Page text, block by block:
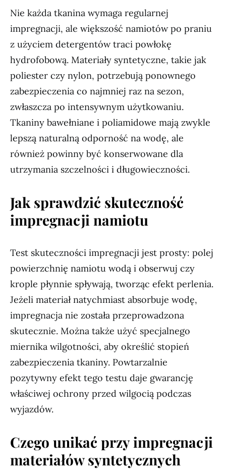
Nie każda tkanina wymaga regularnej
impregnacji, ale większość namiotów po praniu
z użyciem detergentów traci powłokę
hydrofobową. Materiały syntetyczne, takie jak
poliester czy nylon, potrzebują ponownego
zabezpieczenia co najmniej raz na sezon,
zwłaszcza po intensywnym użytkowaniu.
Tkaniny bawełniane i poliamidowe mają zwykle
lepszą naturalną odporność na wodę, ale
również powinny być konserwowane dla
utrzymania szczelności i długowieczności.
Jak sprawdzić skuteczność
impregnacji namiotu
Test skuteczności impregnacji jest prosty: polej
powierzchnię namiotu wodą i obserwuj czy
krople płynnie spływają, tworząc efekt perlenia.
Jeżeli materiał natychmiast absorbuje wodę,
impregnacja nie została przeprowadzona
skutecznie. Można także użyć specjalnego
miernika wilgotności, aby określić stopień
zabezpieczenia tkaniny. Powtarzalnie
pozytywny efekt tego testu daje gwarancję
właściwej ochrony przed wilgocią podczas
wyjazdów.
Czego unikać przy impregnacji
materiałów syntetycznych